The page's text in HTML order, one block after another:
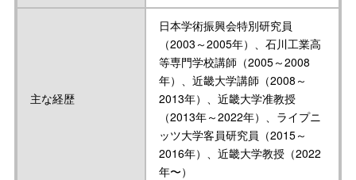
主な経歴
日本学術振興会特別研究員
（2003～2005年）、石川工業高
等専門学校講師（2005～2008
年）、近畿大学講師（2008～
2013年）、近畿大学准教授
（2013年～2022年）、ライプニ
ッツ大学客員研究員（2015～
2016年）、近畿大学教授（2022
年〜）